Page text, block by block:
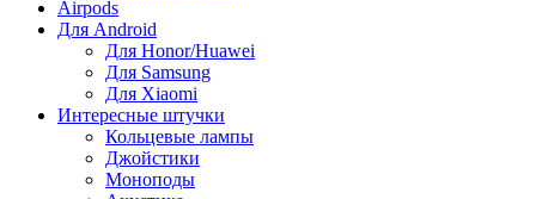
Airpods
Для Android
Для Honor/Huawei
Для Samsung
Для Xiaomi
Интересные штучки
Кольцевые лампы
Джойстики
Моноподы